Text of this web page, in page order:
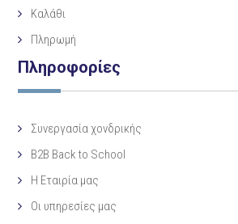
Καλάθι
Πληρωμή
Πληροφορίες
Συνεργασία χονδρικής
B2B Back to School
Η Eταιρία μας
Οι υπηρεσίες μας